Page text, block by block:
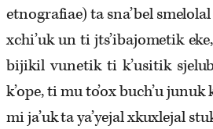
etnografiae) ta sna’bel
xchi’uk un ti jts’ibajometik
bijikil vunetik ti k’usitik
k’ope, ti mu to’ox buch’u
mi ja’uk ta ya’yejal xkuxlejal